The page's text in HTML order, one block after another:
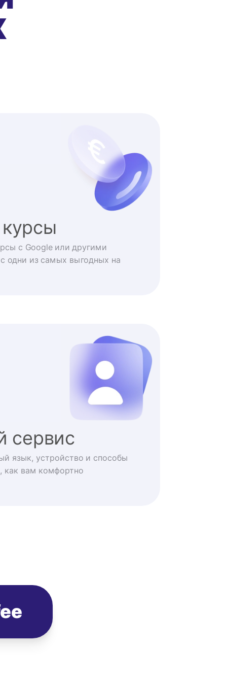
с Google или другими
одни из самых выгодных на
сервис
язык, устройство и способы
как вам комфортно